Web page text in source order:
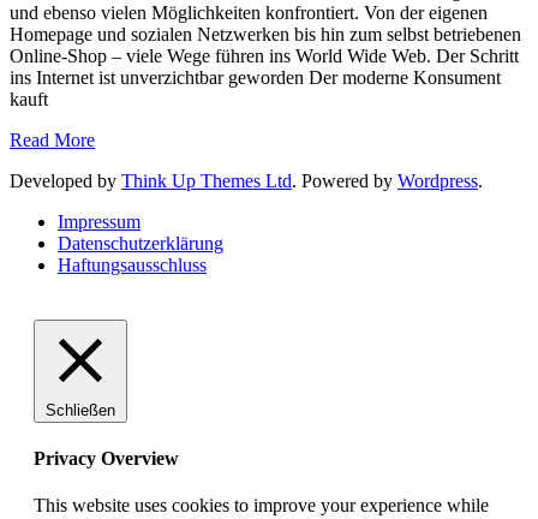
und ebenso vielen Möglichkeiten konfrontiert. Von der eigenen
Homepage und sozialen Netzwerken bis hin zum selbst betriebenen
Online-Shop – viele Wege führen ins World Wide Web. Der Schritt
ins Internet ist unverzichtbar geworden Der moderne Konsument
kauft
Read More
Developed by Think Up Themes Ltd. Powered by Wordpress.
Impressum
Datenschutzerklärung
Haftungsausschluss
Schließen
Privacy Overview
This website uses cookies to improve your experience while